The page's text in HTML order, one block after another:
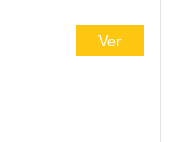
Ver